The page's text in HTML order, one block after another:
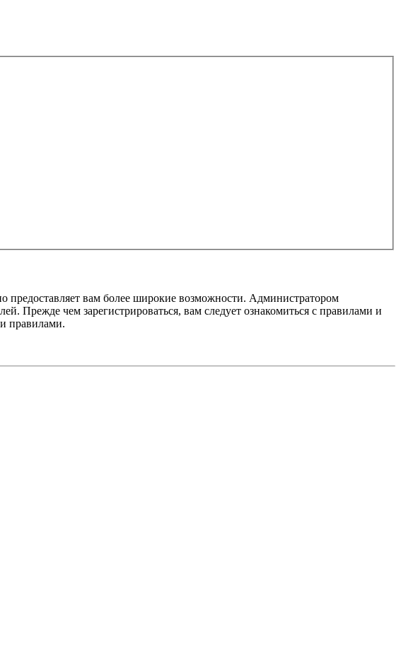
предоставляет вам более широкие возможности. Администратором
Прежде чем зарегистрироваться, вам следует ознакомиться с правилами и
правилами.